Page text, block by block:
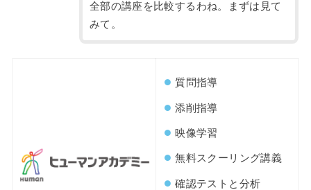
全部の講座を比較するわね。まずは見て
みて。
質問指導
添削指導
映像学習
無料スクーリング講義
確認テストと分析